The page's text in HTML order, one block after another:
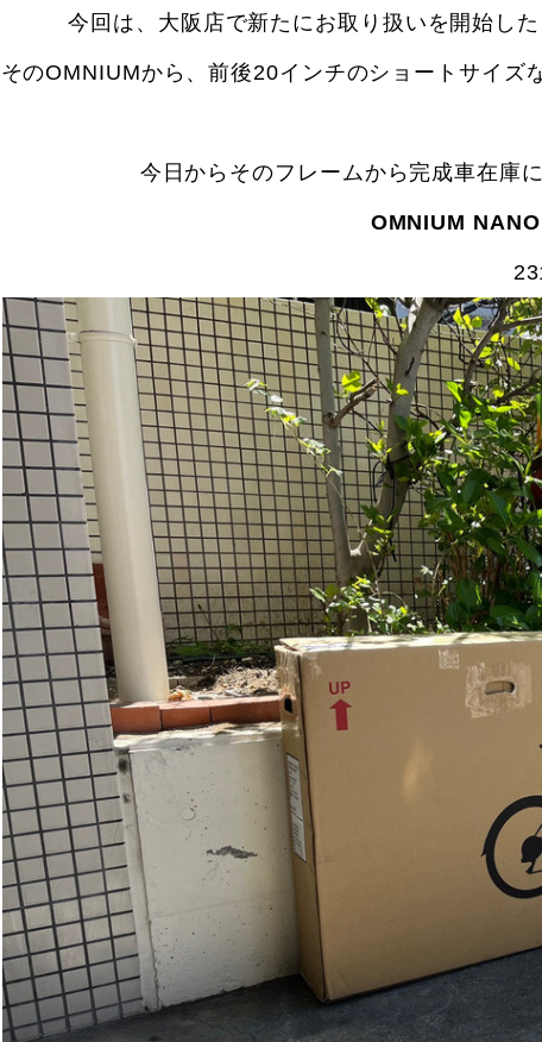
今回は、大阪店で新たにお取り扱いを開始し
そのOMNIUMから、前後20インチのショートサイズ
今日からそのフレームから完成車在庫
OMNIUM